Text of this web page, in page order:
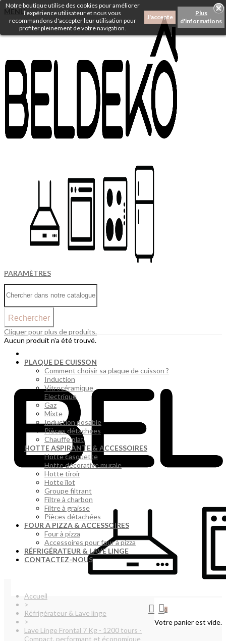
MENU
PARAMÈTRES
Rechercher
Cliquer pour plus de produits.
Aucun produit n'a été trouvé.
0
Votre panier est vide.
Notre boutique utilise des cookies pour améliorer
l'expérience utilisateur et nous vous
recommandons d'accepter leur utilisation pour
profiter pleinement de votre navigation.
J'accepte
Plus
d'informations
PLAQUE DE CUISSON
Comment choisir sa plaque de cuisson ?
Induction
Vitrocéramique
Electrique
Gaz
Mixte
Induction posable
Pièces détachées
Chauffe plat
HOTTE ASPIRANTE & ACCESSOIRES
Hotte casquette
Hotte décorative murale
Hotte tiroir
Hotte îlot
Groupe filtrant
Filtre à charbon
Filtre à graisse
Pièces détachées
FOUR A PIZZA & ACCESSOIRES
Four à pizza
Accessoires pour four à pizza
RÉFRIGÉRATEUR & LAVE LINGE
CONTACTEZ-NOUS
Accueil
>
Réfrigérateur & Lave linge
>
Lave Linge Frontal 7 Kg - 1200 tours -
Compact, performant et économique